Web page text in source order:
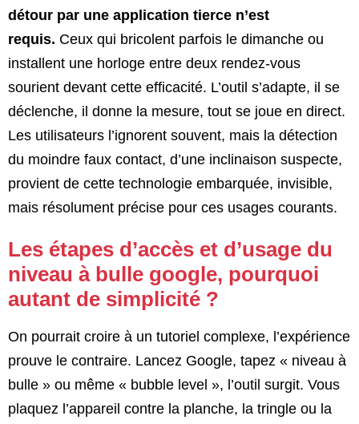
détour par une application tierce n’est
requis. Ceux qui bricolent parfois le dimanche ou
installent une horloge entre deux rendez-vous
sourient devant cette efficacité. L’outil s’adapte, il se
déclenche, il donne la mesure, tout se joue en direct.
Les utilisateurs l’ignorent souvent, mais la détection
du moindre faux contact, d’une inclinaison suspecte,
provient de cette technologie embarquée, invisible,
mais résolument précise pour ces usages courants.
Les étapes d’accès et d’usage du
niveau à bulle google, pourquoi
autant de simplicité ?
On pourrait croire à un tutoriel complexe, l’expérience
prouve le contraire. Lancez Google, tapez « niveau à
bulle » ou même « bubble level », l’outil surgit. Vous
plaquez l’appareil contre la planche, la tringle ou la